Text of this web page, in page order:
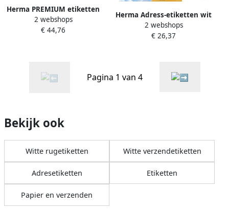
Herma PREMIUM etiketten
A4 210 x 148 mm wit
permanent hechtend
2 webshops
€ 44,76
Herma Adress-etiketten wit
199 6x143 5 Premium A4
200 st.
2 webshops
€ 26,37
Pagina 1 van 4
Bekijk ook
Witte rugetiketten Witte verzendetiketten
Adresetiketten Etiketten
Papier en verzenden